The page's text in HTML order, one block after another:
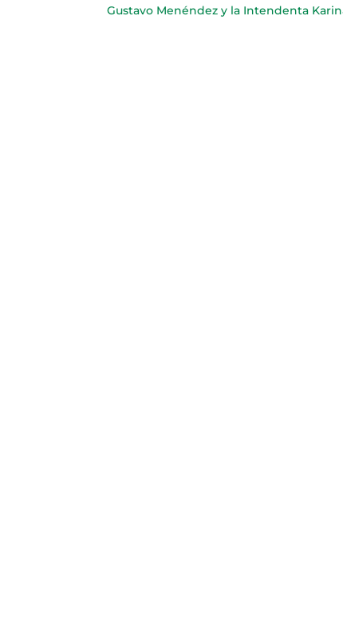
Gustavo Menéndez y la Intendenta